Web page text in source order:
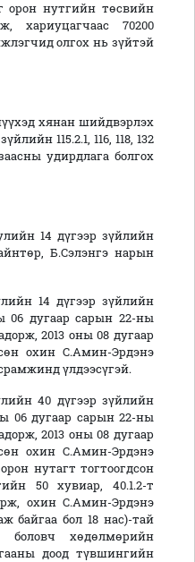
орон нутгийн төсвийн
хариуцагчаас 70200
олгох нь зүйтэй
хянан шийдвэрлэх
115.2.1, 116, 118, 132
удирдлага болгох
14 дүгээр зүйлийн
Б.Сэлэнгэ нарын
14 дүгээр зүйлийн
06 дугаар сарын 22-ны
2013 оны 08 дугаар
охин С.Амин-Эрдэнэ
үлдээсүгэй.
40 дүгээр зүйлийн
06 дугаар сарын 22-ны
2013 оны 08 дугаар
охин С.Амин-Эрдэнэ
нутагт тогтоогдсон
50 хувиар, 40.1.2-т
охин С.Амин-Эрдэнэ
байгаа бол 18 нас)-тай
боловч хөдөлмөрийн
доод түвшингийн